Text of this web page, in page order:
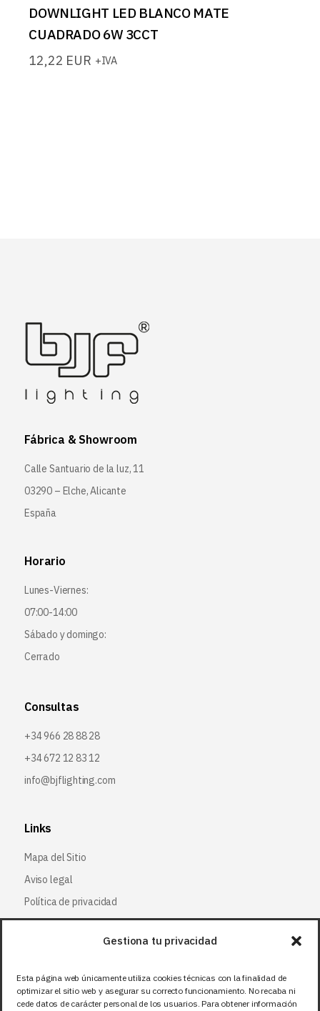
Gestiona tu privacidad
Esta página web únicamente utiliza cookies técnicas con la finalidad de
optimizar el sitio web y asegurar su correcto funcionamiento. No recaba ni
cede datos de carácter personal de los usuarios. Para obtener información
DOWNLIGHT LED BLANCO MATE
CUADRADO 6W 3CCT
12,22 EUR +IVA
Fábrica & Showroom
Calle Santuario de la luz, 11
03290 – Elche, Alicante
España
Horario
Lunes-Viernes:
07:00-14:00
Sábado y domingo:
Cerrado
Consultas
+34 966 28 88 28
+34 672 12 83 12
info@bjflighting.com
Links
Mapa del Sitio
Aviso legal
Política de privacidad
Política de cookies
Síguenos
Facebook